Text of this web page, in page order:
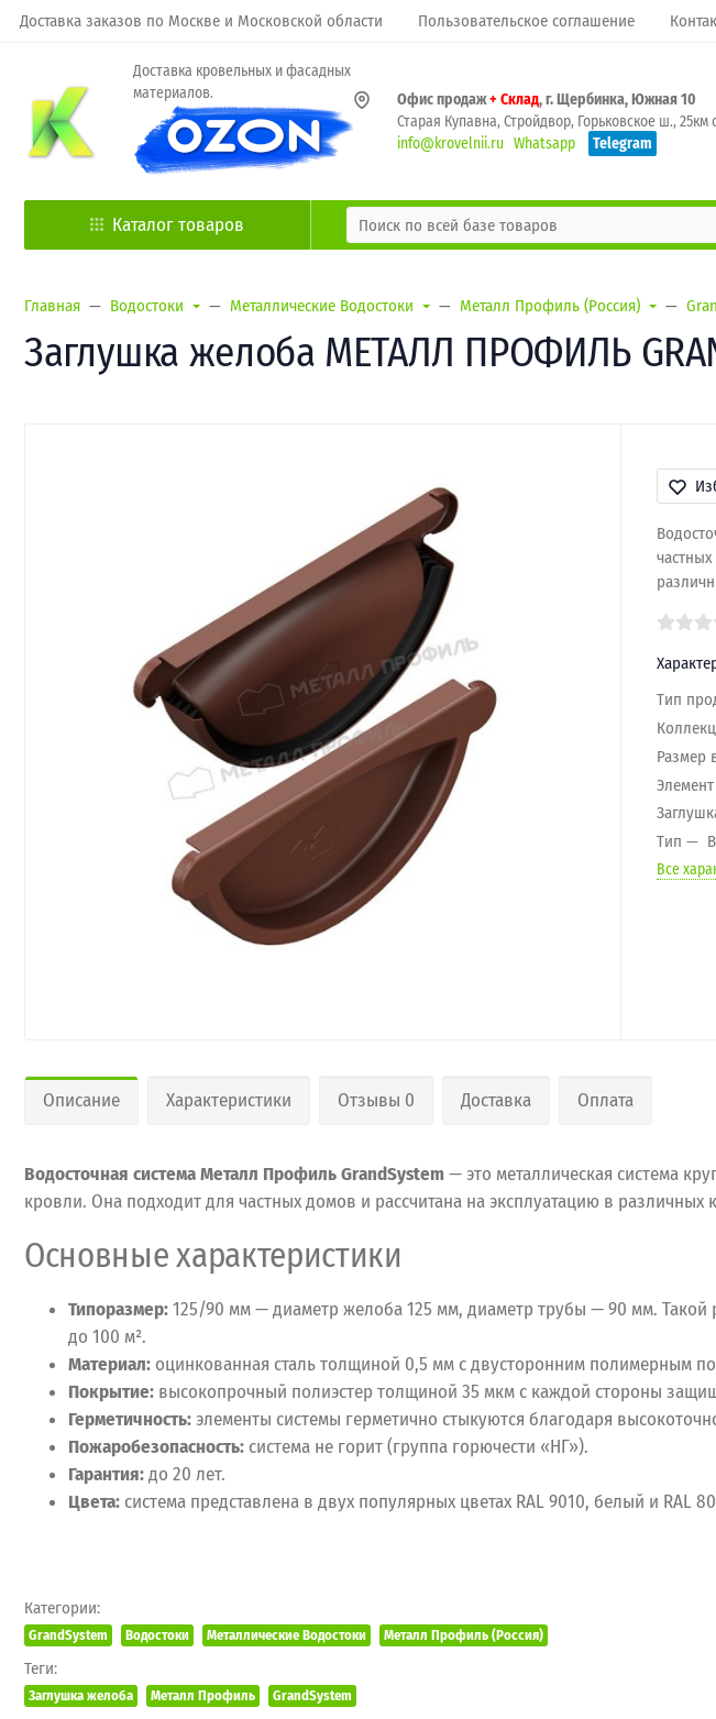
Доставка заказов по Москве и Московской области Пользовательское соглашение
Доставка кровельных и фасадных
материалов.
Офис продаж+ Склад, г. Щербинка, Южная 10
Старая Купавна, Стройдвор, Горьковское ш., 25км
info@krovelnii.ru Whatsapp Telegram
Каталог товаров
Главная Водостоки Металлические Водостоки Металл Профиль (Россия)
Заглушка желоба МЕТАЛЛ ПРОФИЛЬ
Тип
Размер
Тип
Все
Описание Характеристики Отзывы 0 Доставка Оплата
Водосточная система Металл Профиль GrandSystem — это металлическая система
кровли. Она подходит для частных домов и рассчитана на эксплуатацию в различных
Основные характеристики
Типоразмер:125/90 мм — диаметр желоба 125 мм, диаметр трубы — 90 мм. Такой
до 100 м².
Материал: оцинкованная сталь толщиной 0,5 мм с двусторонним полимерным
Покрытие: высокопрочный полиэстер толщиной 35 мкм с каждой стороны
Герметичность: элементы системы герметично стыкуются благодаря
Пожаробезопасность: система не горит (группа горючести «НГ»).
Гарантия:до 20 лет.
Цвета: система представлена в двух популярных цветах RAL 9010, белый и RAL
Категории:
GrandSystem Водостоки Металлические Водостоки Металл Профиль (Россия)
Теги:
Заглушка желоба Металл Профиль GrandSystem